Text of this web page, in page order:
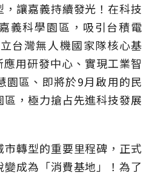
讓嘉義持續發光！在科技
義科學園區，吸引台積電
台灣無人機國家隊核心基
用研發中心、實現工業智
園區、即將於9月啟用的民
，極力搶占先進科技發展
轉型的重要里程碑，正式
成為「消費基地」！為了